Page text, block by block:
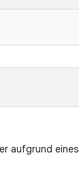
aufgrund eines